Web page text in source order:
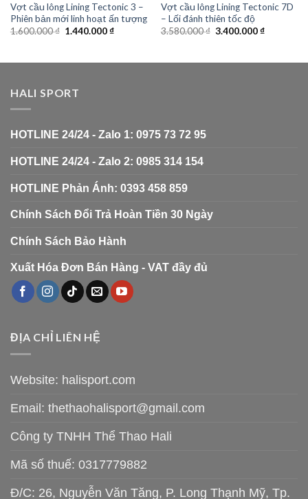
Vợt cầu lông Lining Tectonic 3 –
Phiên bản mới linh hoạt ấn tượng
1.600.000₫ 1.440.000₫
Vợt cầu lông Lining Tectonic 7D
– Lối đánh thiên tốc độ
3.580.000₫ 3.400.000₫
HALI SPORT
HOTLINE 24/24 - Zalo 1: 0975 73 72 95
HOTLINE 24/24 - Zalo 2: 0985 314 154
HOTLINE Phản Ánh: 0393 458 859
Chính Sách Đổi Trả Hoàn Tiền 30 Ngày
Chính Sách Bảo Hành
Xuất Hóa Đơn Bán Hàng - VAT đầy đủ
ĐỊA CHỈ LIÊN HỆ
Website: halisport.com
Email: thethaohalisport@gmail.com
Công ty TNHH Thể Thao Hali
Mã số thuế: 0317779882
Đ/C: 26, Nguyễn Văn Tăng, P. Long Thạnh Mỹ, Tp.